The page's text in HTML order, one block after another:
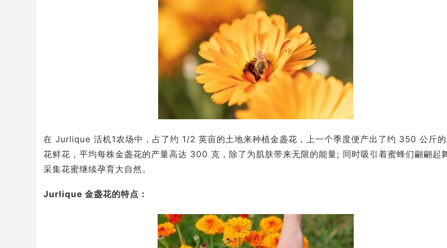
在 Jurlique 活机1农场中，占了约 1/2 英亩的土地来种植金盏花，上一个季度便产出了约 350 公斤
花鲜花，平均每株金盏花的产量高达 300 克，除了为肌肤带来无限的能量; 同时吸引着蜜蜂们翩翩起
采集花蜜继续孕育大自然。
Jurlique 金盏花的特点：